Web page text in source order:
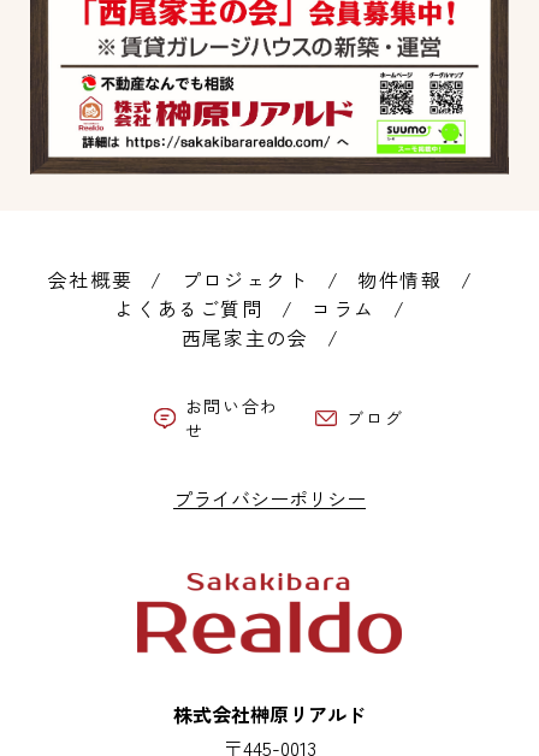
株式会社榊原リアルド
〒445-0013
会社概要 プロジェクト
物件情報
よくあるご質問
コラム
西尾家主の会
お問い合わ
せ
ブログ
プライバシーポリシー